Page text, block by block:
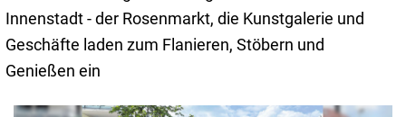
Innenstadt - der Rosenmarkt, die Kunstgalerie und
Geschäfte laden zum Flanieren, Stöbern und
Genießen ein